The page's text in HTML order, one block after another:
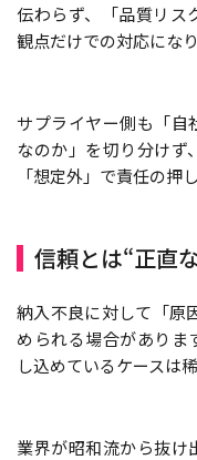
伝わらず、「品質リス
観点だけでの対応にな
サプライヤー側も「自
なのか」を切り分けず
「想定外」で責任の押
信頼とは“正直
納入不良に対して「原
められる場合がありま
し込めているケースは稀
業界が昭和流から抜け